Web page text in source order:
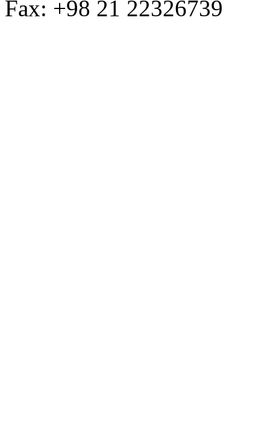
Fax: +98 21 22326739